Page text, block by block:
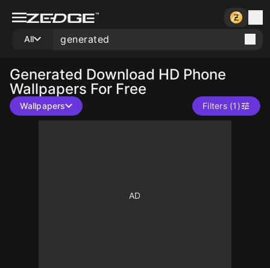
All
Generated Download HD Phone
Wallpapers For Free
Wallpapers Filters (1)